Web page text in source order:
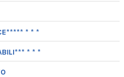
* * *
* * *